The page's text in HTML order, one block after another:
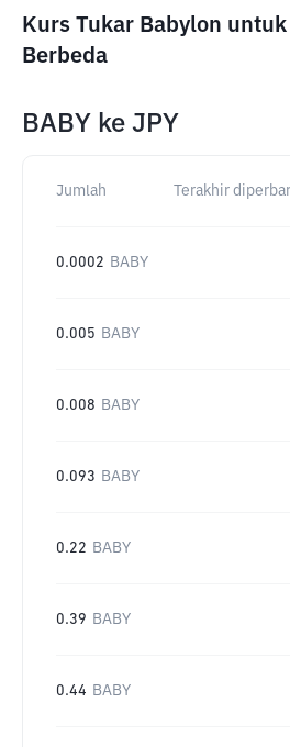
Kurs Tukar Babylon
Berbeda
BABY ke JPY
Jumlah Terakhir
0.0002 BABY
0.005 BABY
0.008 BABY
0.093 BABY
0.22 BABY
0.39 BABY
0.44 BABY